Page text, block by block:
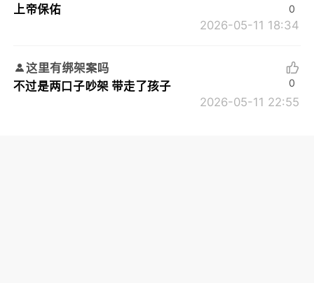
上帝保佑
2026-05-11 18:34
0
这里有绑架案吗
不过是两口子吵架 带走了孩子
2026-05-11 22:55
0